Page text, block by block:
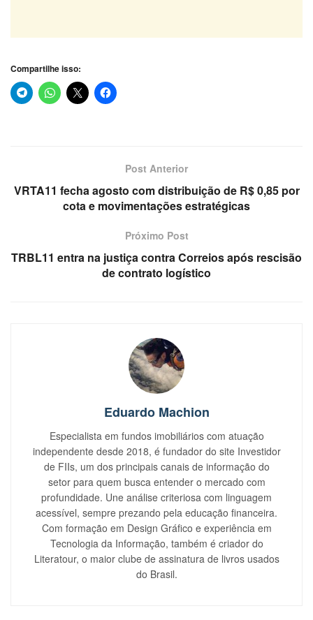
Compartilhe isso:
Post Anterior
VRTA11 fecha agosto com distribuição de R$ 0,85 por
cota e movimentações estratégicas
Próximo Post
TRBL11 entra na justiça contra Correios após rescisão
de contrato logístico
Eduardo Machion
Especialista em fundos imobiliários com atuação
independente desde 2018, é fundador do site Investidor
de FIIs, um dos principais canais de informação do
setor para quem busca entender o mercado com
profundidade. Une análise criteriosa com linguagem
acessível, sempre prezando pela educação financeira.
Com formação em Design Gráfico e experiência em
Tecnologia da Informação, também é criador do
Literatour, o maior clube de assinatura de livros usados
do Brasil.